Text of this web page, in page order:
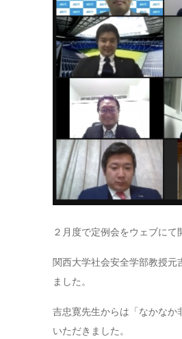
２月度で定例会をウェブにて
関西大学社会安全学部教授
ました。
吉忠寛先生からは「なかなか
いただきました。